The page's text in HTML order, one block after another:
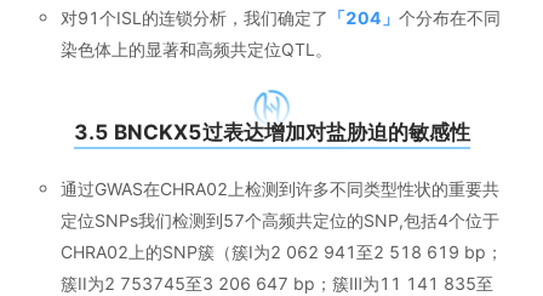
对91个ISL的连锁分析，我们确定了 「204 」 个分布在不同
染色体上的显著和高频共定位QTL。
3.5 BNCKX5过表达增加对盐胁迫的敏感性
通过GWAS在CHRA02上检测到许多不同类型性状的重要共
定位SNPs我们检测到57个高频共定位的SNP,包括4个位于
CHRA02上的SNP簇（簇I为2 062 941至2 518 619 bp；
簇II为2 753745至3 206 647 bp；簇Ⅲ为11 141 835至